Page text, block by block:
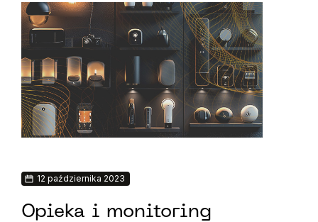
12 października 2023
Opieka i monitoring